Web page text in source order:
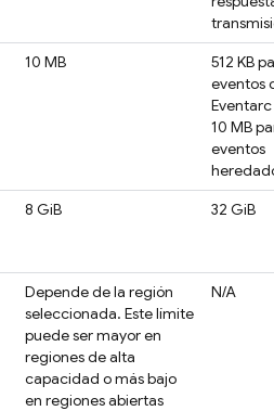
10 MB
512 KB
eventos
Eventarc
10 MB
eventos
8 GiB 32 GiB
Depende de la región
seleccionada. Este límite
puede ser mayor en
regiones de alta
capacidad o más bajo
en regiones abiertas
N/A